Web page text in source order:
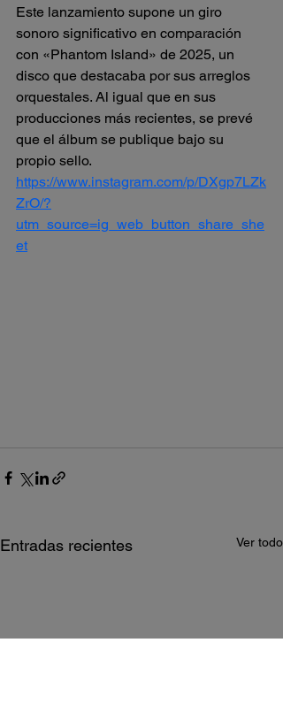
Este lanzamiento supone un giro
sonoro significativo en comparación
con «Phantom Island» de 2025, un
disco que destacaba por sus arreglos
orquestales. Al igual que en sus
producciones más recientes, se prevé
que el álbum se publique bajo su
propio sello.
https://www.instagram.com/p/DXgp7LZk
ZrO/?
utm_source=ig_web_button_share_she
et
Entradas recientes Ver todo